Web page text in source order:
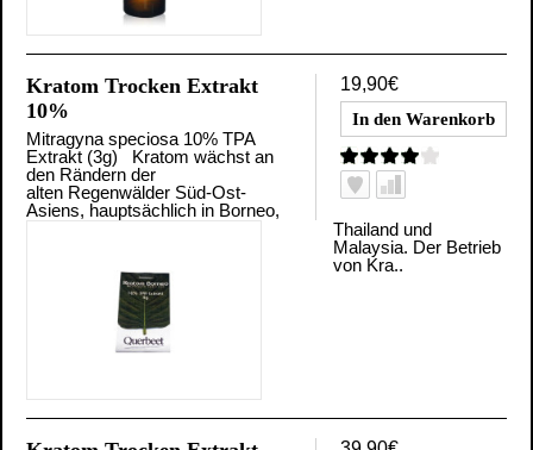
19,90€
Kratom Trocken Extrakt
10%
Mitragyna speciosa 10% TPA
Extrakt (3g) Kratom wächst an
den Rändern der
alten Regenwälder Süd-Ost-
Asiens, hauptsächlich in Borneo,
Thailand und
Malaysia. Der Betrieb
von Kra..